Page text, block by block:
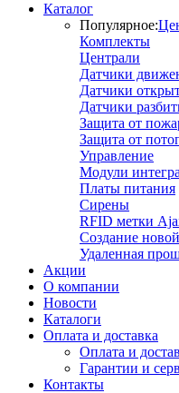
Каталог
Популярное:
Комплекты
Централи
Датчики
Датчики
Датчики
Защита от
Защита от
Управление
Модули
Платы питания
Сирены
RFID метки
Создание
Удаленная
Акции
О компании
Новости
Каталоги
Оплата и доставка
Оплата и
Гарантии и
Контакты